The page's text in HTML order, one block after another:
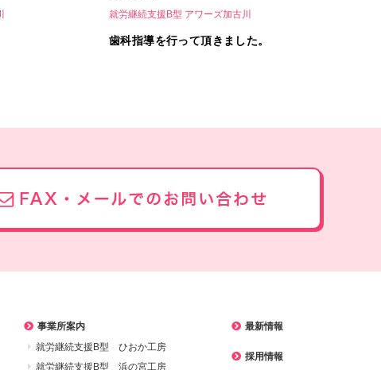
就労継続支援B型 アワーズ加古川
歯科指導を行って頂きました。
事業所案内
就労継続支援B型 ひおか工房
就労継続支援B型 浜の宮工房
最新情報
採用情報